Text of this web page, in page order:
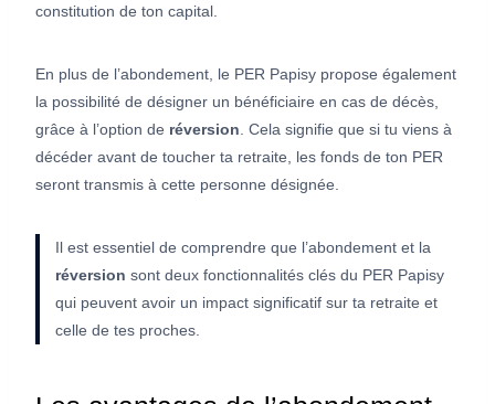
constitution de ton capital.
En plus de l’abondement, le PER Papisy propose également
la possibilité de désigner un bénéficiaire en cas de décès,
grâce à l’option de réversion . Cela signifie que si tu viens à
décéder avant de toucher ta retraite, les fonds de ton PER
seront transmis à cette personne désignée.
Il est essentiel de comprendre que l’abondement et la
réversion sont deux fonctionnalités clés du PER Papisy
qui peuvent avoir un impact significatif sur ta retraite et
celle de tes proches.